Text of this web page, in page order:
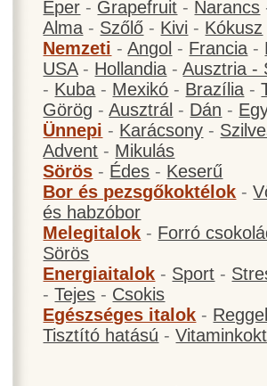
Eper - Grapefruit - Narancs
Alma - Szőlő - Kivi - Kókusz
Nemzeti -Angol - Francia -
USA- Hollandia -Ausztria -
- Kuba - Mexikó - Brazília -
Görög -Ausztrál - Dán -
Ünnepi - Karácsony -
Advent - Mikulás
Sörös - Édes - Keserű
Bor és pezsgőkoktélok -
és habzóbor
Melegitalok - Forró
Sörös
Energiaitalok - Sport -
-Tejes - Csokis
Egészséges italok -
Tisztító hatású -